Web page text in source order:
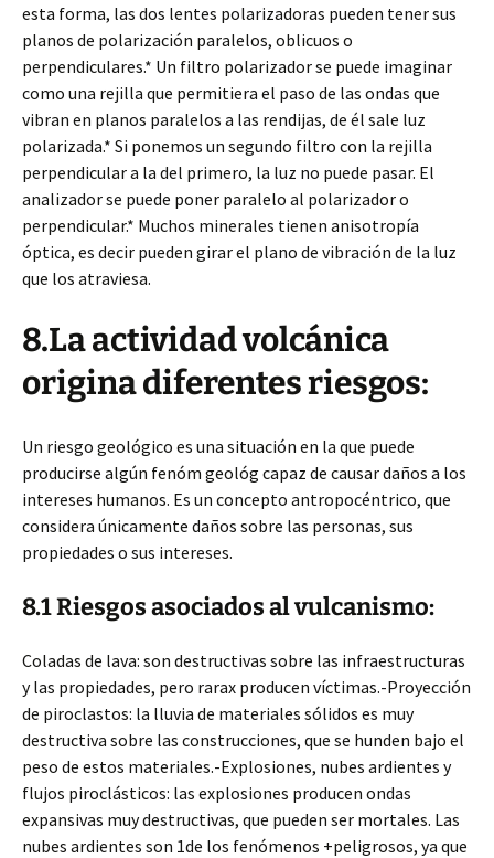
esta forma, las dos lentes polarizadoras pueden tener sus
planos de polarización paralelos, oblicuos o
perpendiculares.* Un filtro polarizador se puede imaginar
como una rejilla que permitiera el paso de las ondas que
vibran en planos paralelos a las rendijas, de él sale luz
polarizada.* Si ponemos un segundo filtro con la rejilla
perpendicular a la del primero, la luz no puede pasar. El
analizador se puede poner paralelo al polarizador o
perpendicular.* Muchos minerales tienen anisotropía
óptica, es decir pueden girar el plano de vibración de la luz
que los atraviesa.
8.La actividad volcánica
origina diferentes riesgos:
Un riesgo geológico es una situación en la que puede
producirse algún fenóm geológ capaz de causar daños a los
intereses humanos. Es un concepto antropocéntrico, que
considera únicamente daños sobre las personas, sus
propiedades o sus intereses.
8.1 Riesgos asociados al vulcanismo:
Coladas de lava: son destructivas sobre las infraestructuras
y las propiedades, pero rarax producen víctimas.-Proyección
de piroclastos: la lluvia de materiales sólidos es muy
destructiva sobre las construcciones, que se hunden bajo el
peso de estos materiales.-Explosiones, nubes ardientes y
flujos piroclásticos: las explosiones producen ondas
expansivas muy destructivas, que pueden ser mortales. Las
nubes ardientes son 1de los fenómenos +peligrosos, ya que